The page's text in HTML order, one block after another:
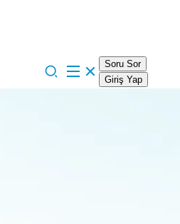
Soru Sor
Giriş Yap